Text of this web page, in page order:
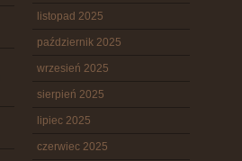
listopad 2025
październik 2025
wrzesień 2025
sierpień 2025
lipiec 2025
czerwiec 2025